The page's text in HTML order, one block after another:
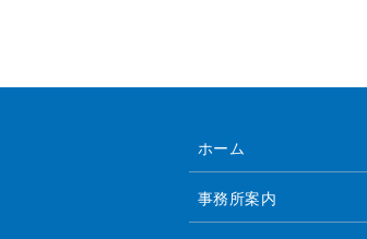
ホーム
事務所案内